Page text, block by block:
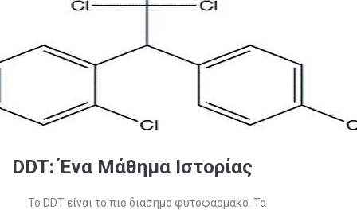
DDT: Ένα Μάθημα Ιστορίας
Το DDT είναι το πιο διάσημο φυτοφάρμακο. Τα